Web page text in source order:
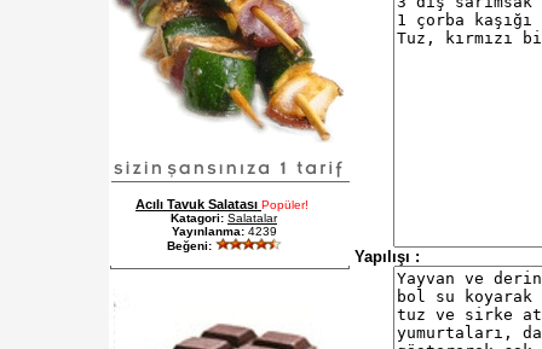
Acılı Tavuk Salatası Popüler!
Katagori: Salatalar
Yayınlanma: 4239
Beğeni:
Yapılışı :